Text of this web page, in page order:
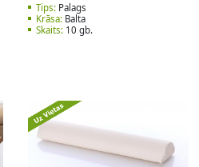
Tips: Palags
Krāsa: Balta
Skaits: 10 gb.